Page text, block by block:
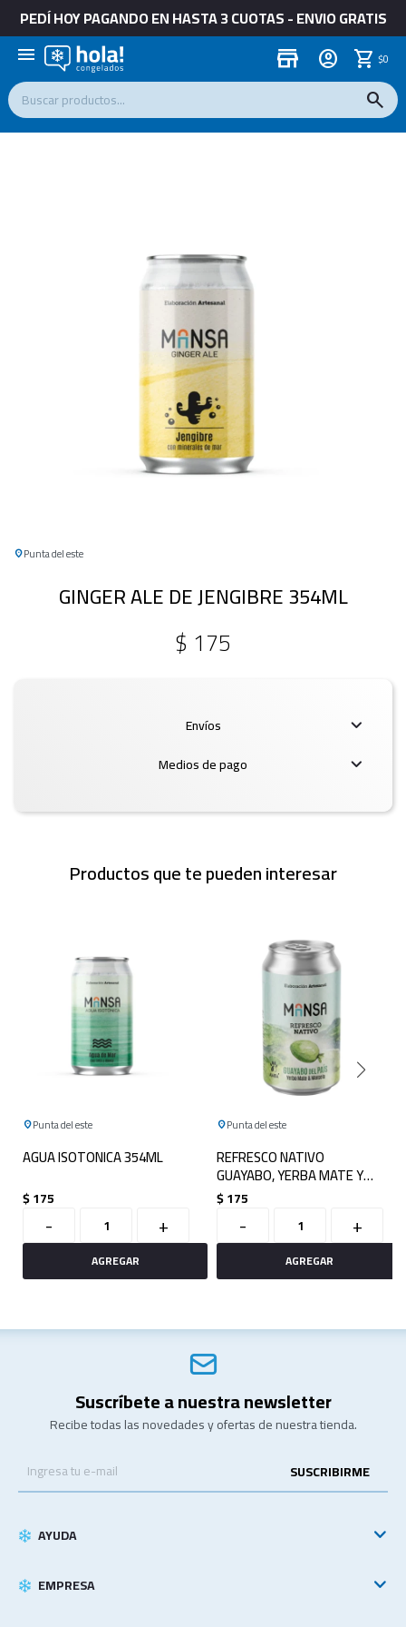
PEDÍ HOY PAGANDO EN HASTA 3 CUOTAS - ENVIO GRATIS
menu store $0
Punta del este
GINGER ALE DE JENGIBRE 354ML
$ 175
Envíos
Medios de pago
Productos que te pueden interesar
Punta del este
AGUA ISOTONICA 354ML
$175
- +
Punta del este
REFRESCO NATIVO
GUAYABO, YERBA MATE Y
MARCELA
$175
- +
Suscríbete a nuestra newsletter
Recibe todas las novedades y ofertas de nuestra tienda.
SUSCRIBIRME
AYUDA
EMPRESA